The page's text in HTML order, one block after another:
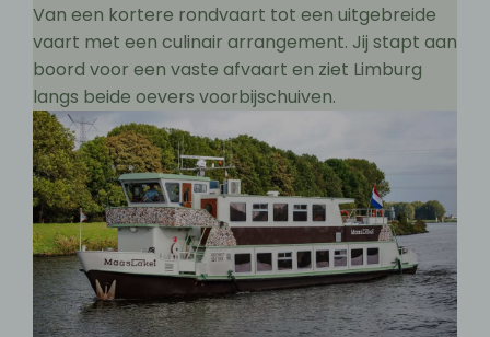
Van een kortere rondvaart tot een uitgebreide
vaart met een culinair arrangement. Jij stapt aan
boord voor een vaste afvaart en ziet Limburg
langs beide oevers voorbijschuiven.